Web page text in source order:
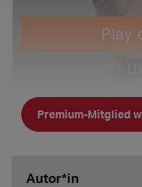
Premium-Mitglied
Autor*in